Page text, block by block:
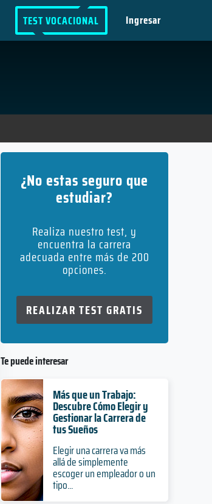
TEST VOCACIONAL Ingresar
¿No estas seguro que
estudiar?
Realiza nuestro test, y
encuentra la carrera
adecuada entre más de 200
opciones.
REALIZAR TEST GRATIS
Te puede interesar
Más que un Trabajo:
Descubre Cómo Elegir y
Gestionar la Carrera de
tus Sueños
Elegir una carrera va más
allá de simplemente
escoger un empleador o un
tipo...